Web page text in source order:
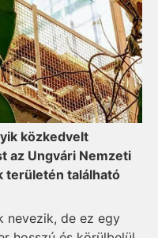
közkedvelt
az Ungvári Nemzeti
területén található
nevezik, de ez egy